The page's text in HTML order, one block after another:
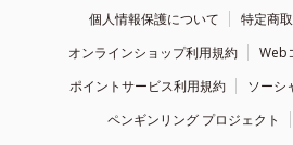
個人情報保護について
特定商
オンラインショップ利用規約
Web
ポイントサービス利用規約
ソーシ
ペンギンリング プロジェクト